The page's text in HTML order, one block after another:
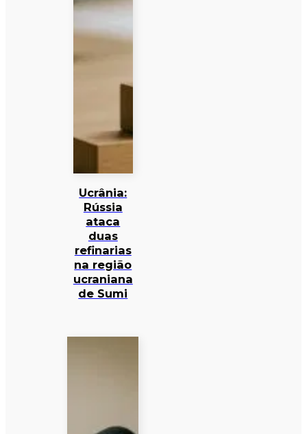
Ucrânia:
Rússia
ataca
duas
refinarias
na região
ucraniana
de Sumi